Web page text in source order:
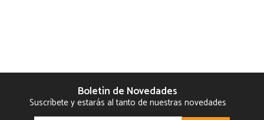
Boletín de Novedades
Suscríbete y estarás al tanto de nuestras novedades